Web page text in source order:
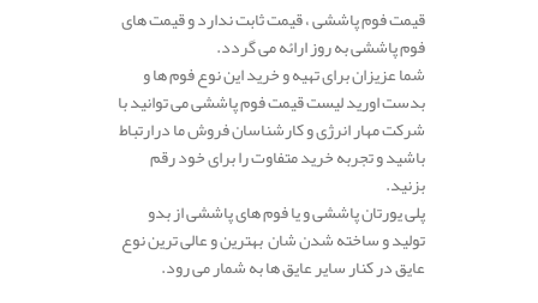
قیمت فوم پاششی ، قیمت ثابت ندارد و قیمت های
فوم پاششی به روز ارائه می گردد.
شما عزیزان برای تهیه و خرید این نوع فوم ها و
بدست اورید لیست قیمت فوم پاششی می توانید با
شرکت مهار انرژی و کارشناسان فروش ما درارتباط
باشید و تجربه خرید متفاوت را برای خود رقم
بزنید.
پلی یورتان پاششی و یا فوم های پاششی از بدو
تولید و ساخته شدن شان بهترین و عالی ترین نوع
عایق در کنار سایر عایق ها به شمار می رود.